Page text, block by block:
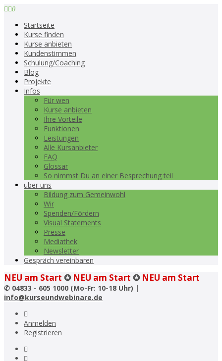
0
Startseite
Kurse finden
Kurse anbieten
Kundenstimmen
Schulung/Coaching
Blog
Projekte
Infos
Für wen
Kurse anbieten
Ihre Vorteile
Funktionen
Leistungen
Alle Kursanbieter
FAQ
Glossar
So nimmst Du an einer Besprechung teil
über uns
Bildung zum Gemeinwohl
Wir
Spenden/Fördern
Visual Statements
Presse
Mediathek
Newsletter
Gespräch vereinbaren
NEU am Start ✪ NEU am Start ✪ NEU am Start
✆ 04833 - 605 1000 (Mo-Fr: 10-18 Uhr) |
info@kurseundwebinare.de
Anmelden
Registrieren